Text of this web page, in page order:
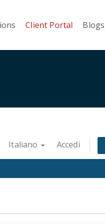
Client Portal Blogs
Italiano Accedi